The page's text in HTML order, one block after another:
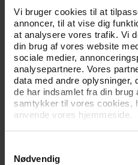
Vi bruger cookies til at
annoncer, til at vise dig
at analysere vores trafik. Vi
din brug af vores website
sociale medier,
analysepartnere. Vores
data med andre oplysninger,
de har indsamlet fra din brug
samtykker til vores cookies,
anvende vores hjemmeside.
Nødvendig
MULIGE
MODSTANDERE